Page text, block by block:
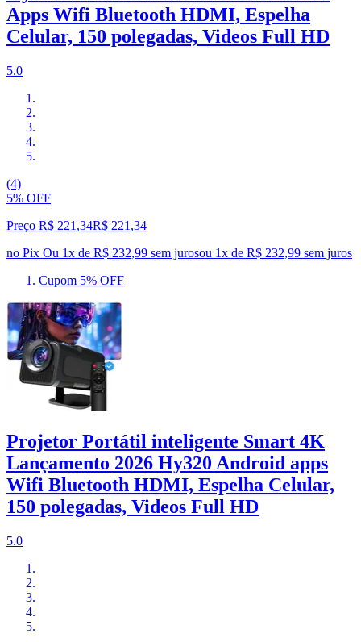
Apps Wifi Bluetooth HDMI, Espelha
Celular, 150 polegadas, Videos Full HD
5.0
(4)
5% OFF
Preço R$ 221,34R$ 221 ,34
no Pix Ou 1x de R$ 232,99 sem jurosou 1x de R$ 232,99 sem juros
Cupom 5% OFF
Projetor Portátil inteligente Smart 4K
Lançamento 2026 Hy320 Android apps
Wifi Bluetooth HDMI, Espelha Celular,
150 polegadas, Videos Full HD
5.0